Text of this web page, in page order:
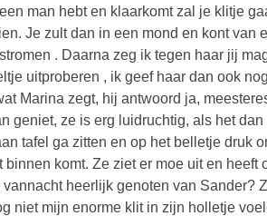
man hebt en klaarkomt zal je klitje
Je zult dan in een mond en kont van
. Daarna zeg ik tegen haar jij
uitproberen , ik geef haar dan ook
Marina zegt, hij antwoord ja,
geniet, ze is erg luidruchtig, als het
tafel ga zitten en op het belletje druk
komt. Ze ziet er moe uit en heeft
heerlijk genoten van Sander?
niet mijn enorme klit in zijn holletje